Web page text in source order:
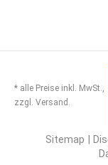
* alle Preise inkl. MwSt.,
zzgl. Versand.
Sitemap